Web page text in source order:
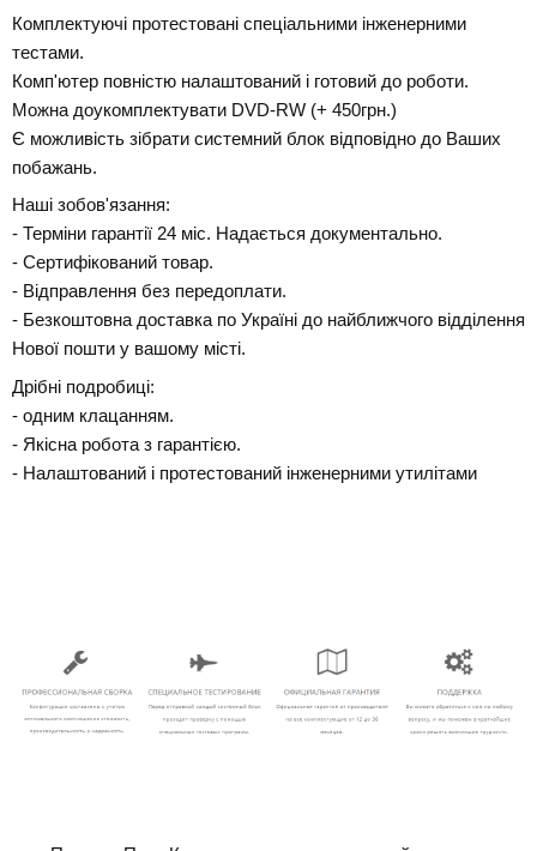
Комплектуючі протестовані спеціальними інженерними
тестами.
Комп'ютер повністю налаштований і готовий до роботи.
Можна доукомплектувати DVD-RW (+ 450грн.)
Є можливість зібрати системний блок відповідно до Ваших
побажань.
Наші зобов'язання:
- Терміни гарантії 24 міс. Надається документально.
- Сертифікований товар.
- Відправлення без передоплати.
- Безкоштовна доставка по Україні до найближчого відділення
Нової пошти у вашому місті.
Дрібні подробиці:
- одним клацанням.
- Якісна робота з гарантією.
- Налаштований і протестований інженерними утилітами